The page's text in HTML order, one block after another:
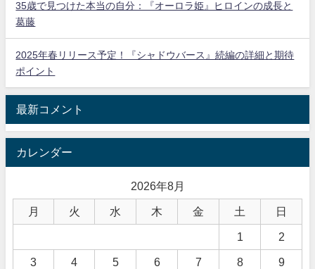
35歳で見つけた本当の自分：『オーロラ姫』ヒロインの成長と
葛藤
2025年春リリース予定！『シャドウバース』続編の詳細と期待
ポイント
最新コメント
カレンダー
2026年8月
月 火 水 木 金 土 日
1 2
3 4 5 6 7 8 9